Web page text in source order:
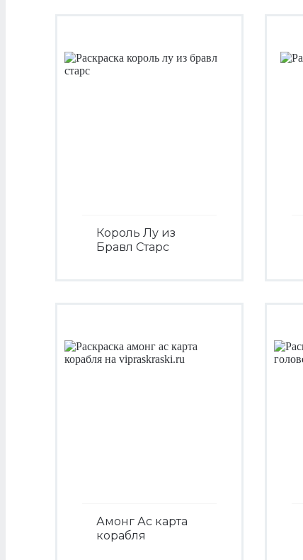
Король Лу из
Бравл Старс
Амонг Ас карта
корабля